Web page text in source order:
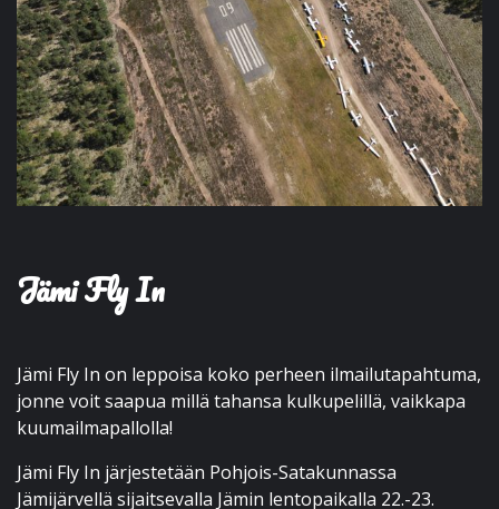
Jämi Fly In
Jämi Fly In on leppoisa koko perheen ilmailutapahtuma,
jonne voit saapua millä tahansa kulkupelillä, vaikkapa
kuumailmapallolla!
Jämi Fly In järjestetään Pohjois-Satakunnassa
Jämijärvellä sijaitsevalla Jämin lentopaikalla 22.-23.